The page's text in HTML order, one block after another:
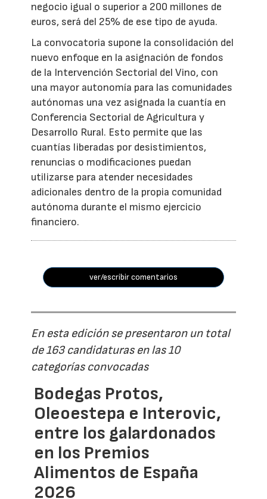
negocio igual o superior a 200 millones de
euros, será del 25% de ese tipo de ayuda.
La convocatoria supone la consolidación del
nuevo enfoque en la asignación de fondos
de la Intervención Sectorial del Vino, con
una mayor autonomía para las comunidades
autónomas una vez asignada la cuantía en
Conferencia Sectorial de Agricultura y
Desarrollo Rural. Esto permite que las
cuantías liberadas por desistimientos,
renuncias o modificaciones puedan
utilizarse para atender necesidades
adicionales dentro de la propia comunidad
autónoma durante el mismo ejercicio
financiero.
ver/escribir comentarios
En esta edición se presentaron un total
de 163 candidaturas en las 10
categorías convocadas
Bodegas Protos,
Oleoestepa e Interovic,
entre los galardonados
en los Premios
Alimentos de España
2026